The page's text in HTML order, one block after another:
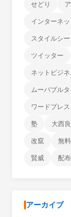
せどり
インターネ
スタイルシー
ツイッター
ネットビジネ
ムーバブル
ワードプレス
塾 大西
改竄 無料
賢威 配布
アーカイブ